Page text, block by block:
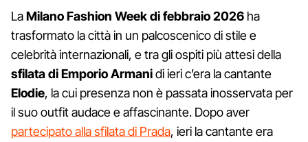
LaMilano Fashion Week di febbraio 2026 ha
trasformato la città in un palcoscenico di stile e
celebrità internazionali, e tra gli ospiti più attesi della
sfilata di Emporio Armanidi ieri c’era la cantante
Elodie, la cui presenza non è passata inosservata per
il suo outfit audace e affascinante. Dopo aver
partecipato alla sfilata di Prada, ieri la cantante era